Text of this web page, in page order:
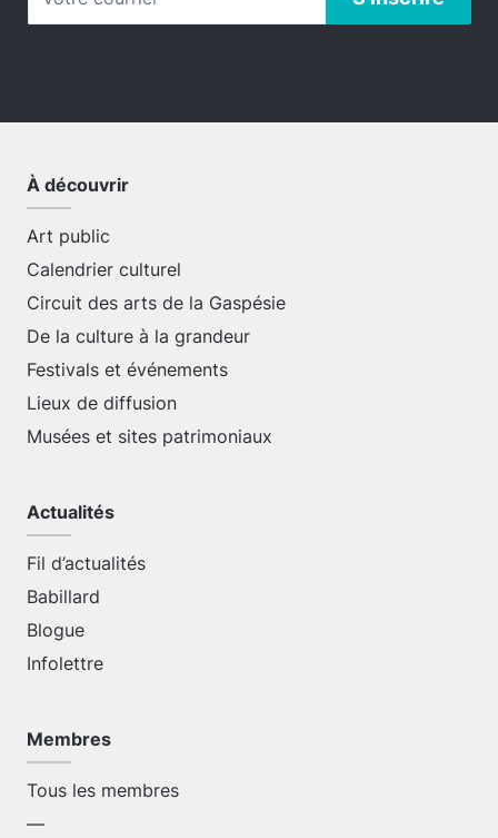
À découvrir
Art public
Calendrier culturel
Circuit des arts de la Gaspésie
De la culture à la grandeur
Festivals et événements
Lieux de diffusion
Musées et sites patrimoniaux
Actualités
Fil d’actualités
Babillard
Blogue
Infolettre
Membres
Tous les membres
—